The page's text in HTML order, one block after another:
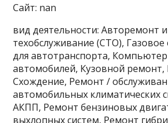
Сайт: nan
вид деятельности: Авторемонт и
техобслуживание (СТО),
для автотранспорта,
автомобилей, Кузовной ремонт,
Схождение, Ремонт /
автомобильных климатических
АКПП, Ремонт бензиновых
выхлопных систем, Ремонт